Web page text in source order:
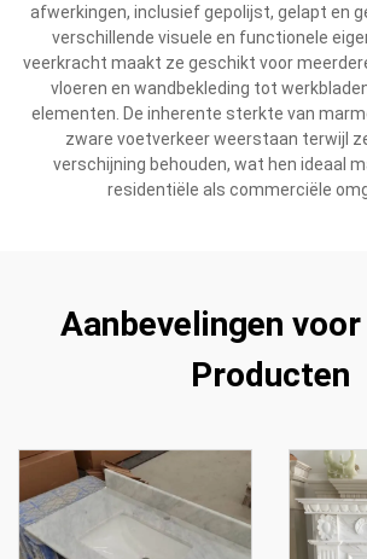
afwerkingen, inclusief gepolijst, gelapt en
verschillende visuele en functionele
veerkracht maakt ze geschikt voor
vloeren en wandbekleding tot
elementen. De inherente sterkte van
zware voetverkeer weerstaan terwijl
verschijning behouden, wat hen ideaal
residentiële als commerciële
Aanbevelingen
Producten